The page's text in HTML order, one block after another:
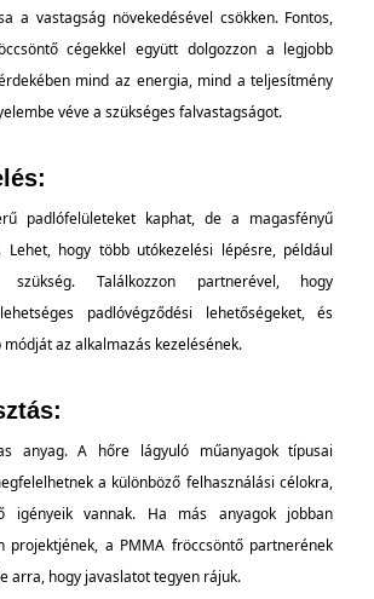
a vastagság növekedésével csökken. Fontos,
cégekkel együtt dolgozzon a legjobb
mind az energia, mind a teljesítmény
véve a szükséges falvastagságot.
padlófelületeket kaphat, de a magasfényű
Lehet, hogy több utókezelési lépésre, például
szükség. Találkozzon partnerével, hogy
padlóvégződési lehetőségeket, és
az alkalmazás kezelésének.
anyag. A hőre lágyuló műanyagok típusai
a különböző felhasználási célokra,
igényeik vannak. Ha más anyagok jobban
projektjének, a PMMA fröccsöntő partnerének
arra, hogy javaslatot tegyen rájuk.